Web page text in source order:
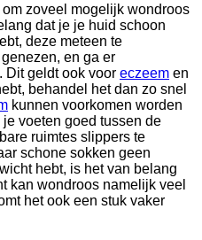
zoveel mogelijk wondroos
dat je je huid schoon
deze meteen te
en ga er
Dit geldt ook voor eczeem en
behandel het dan zo snel
kunnen voorkomen worden
voeten goed tussen de
ruimtes slippers te
schone sokken geen
hebt, is het van belang
kan wondroos namelijk veel
het ook een stuk vaker